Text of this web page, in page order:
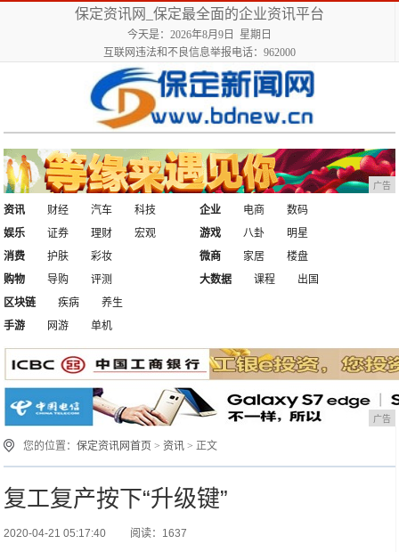
保定资讯网_保定最全面的企业资讯平台
今天是：2026年8月9日 星期日
互联网违法和不良信息举报电话：962000
广告
资讯 财经 汽车
科技
娱乐
证券 理财 宏观
企业 电商
数码
游戏
八卦
明星
消费
护肤
彩妆
购物
导购 评测
微商 家居
楼盘
大数据
课程
出国
区块链
疾病
养生
手游
网游 单机
广告
您的位置：保定资讯网首页 >资讯 > 正文
复工复产按下“升级键”
2020-04-21 05:17:40 阅读：1637